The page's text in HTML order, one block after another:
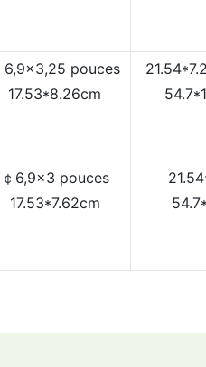
6,9x3,25 pouces
17.53*8.26cm
￠6,9x3 pouces
17.53*7.62cm